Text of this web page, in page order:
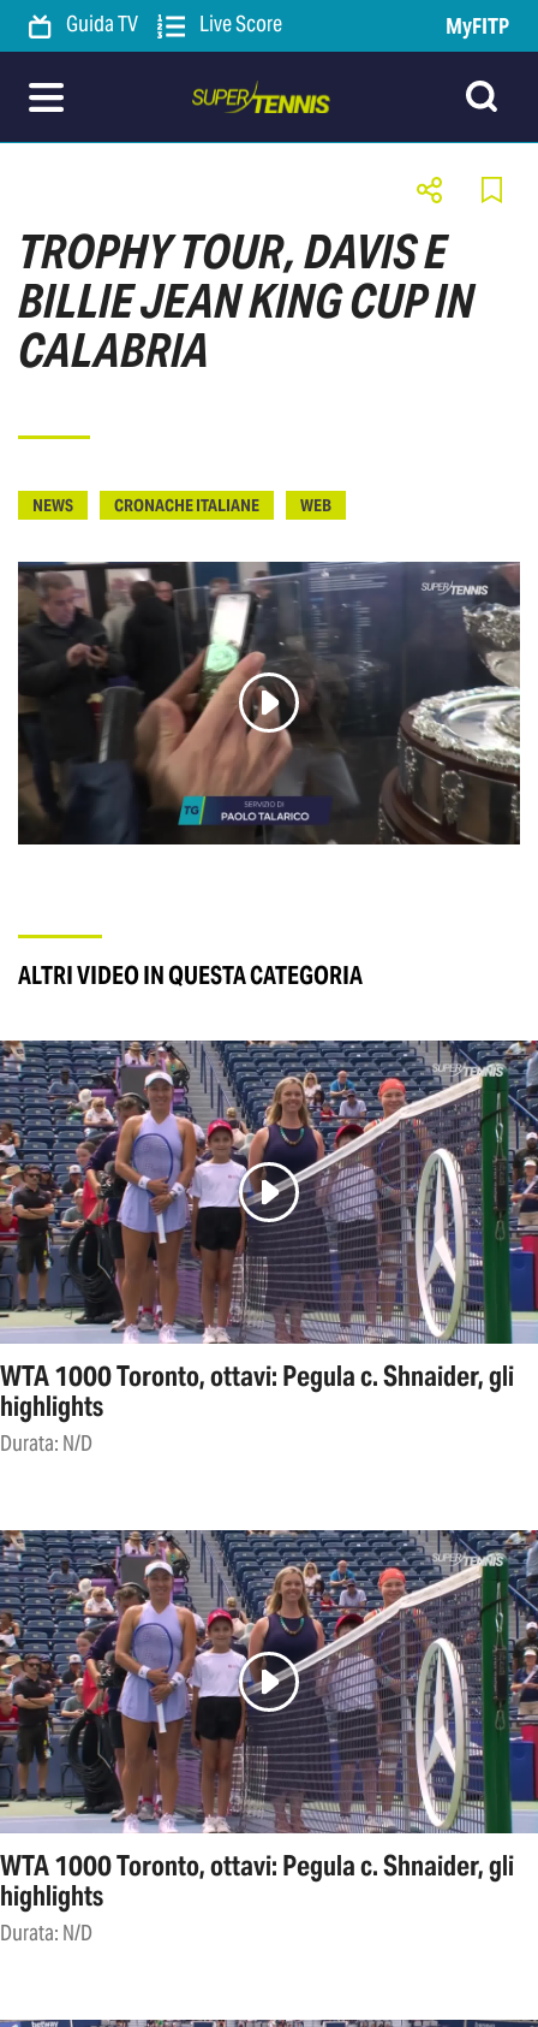
Guida TV Live Score MyFITP
TROPHY TOUR, DAVIS E
BILLIE JEAN KING CUP IN
CALABRIA
NEWS CRONACHE ITALIANE WEB
ALTRI VIDEO IN QUESTA CATEGORIA
WTA 1000 Toronto, ottavi: Pegula c. Shnaider, gli
highlights
Durata: N/D
WTA 1000 Toronto, ottavi: Pegula c. Shnaider, gli
highlights
Durata: N/D